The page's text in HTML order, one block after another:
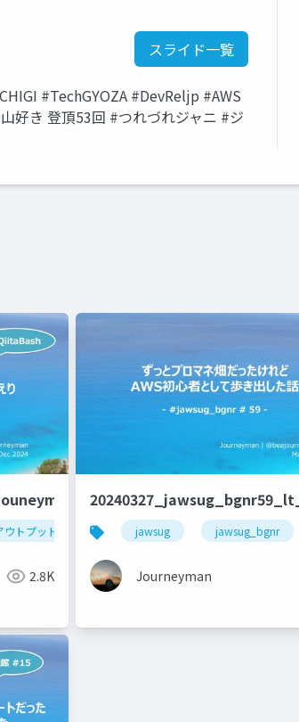
スライド一覧
#TechGYOZA #DevReljp #AWS
好き 登頂53回 #つれづれジャニ #ジ
ウトプット qiita qiitaアドベントカレンダー
2.8K
jawsug jawsug_bgnr
Journeyman